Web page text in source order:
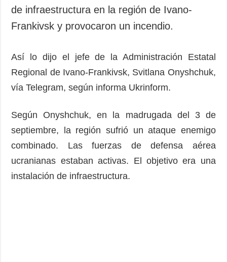
de infraestructura en la región de Ivano-
Frankivsk y provocaron un incendio.
Así lo dijo el jefe de la Administración Estatal
Regional de Ivano-Frankivsk, Svitlana Onyshchuk,
vía Telegram, según informa Ukrinform.
Según Onyshchuk, en la madrugada del 3 de
septiembre, la región sufrió un ataque enemigo
combinado. Las fuerzas de defensa aérea
ucranianas estaban activas. El objetivo era una
instalación de infraestructura.